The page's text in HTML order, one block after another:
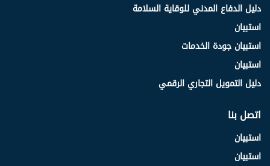
دليل الدفاع المدني للوقاية السلامة
استبيان
استبيان جودة الخدمات
استبيان
دليل التمويل التجاري الرقمي
اتصل بنا
استبيان
استبيان